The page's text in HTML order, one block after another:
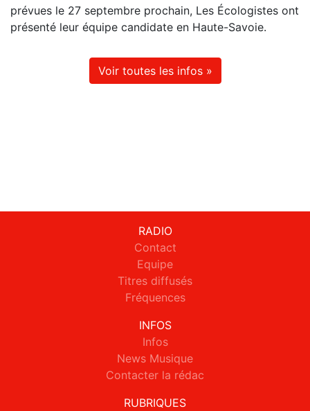
prévues le 27 septembre prochain, Les Écologistes ont
présenté leur équipe candidate en Haute-Savoie.
Voir toutes les infos »
RADIO
Contact
Equipe
Titres diffusés
Fréquences
INFOS
Infos
News Musique
Contacter la rédac
RUBRIQUES